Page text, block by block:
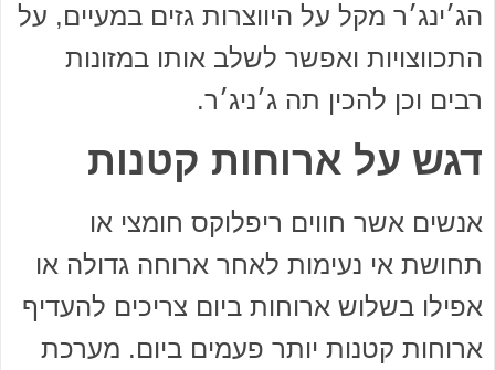
הג׳ינג׳ר מקל על היווצרות גזים במעיים, על
התכווצויות ואפשר לשלב אותו במזונות
רבים וכן להכין תה ג׳ניג׳ר.
דגש על ארוחות קטנות
אנשים אשר חווים ריפלוקס חומצי או
תחושת אי נעימות לאחר ארוחה גדולה או
אפילו בשלוש ארוחות ביום צריכים להעדיף
ארוחות קטנות יותר פעמים ביום. מערכת